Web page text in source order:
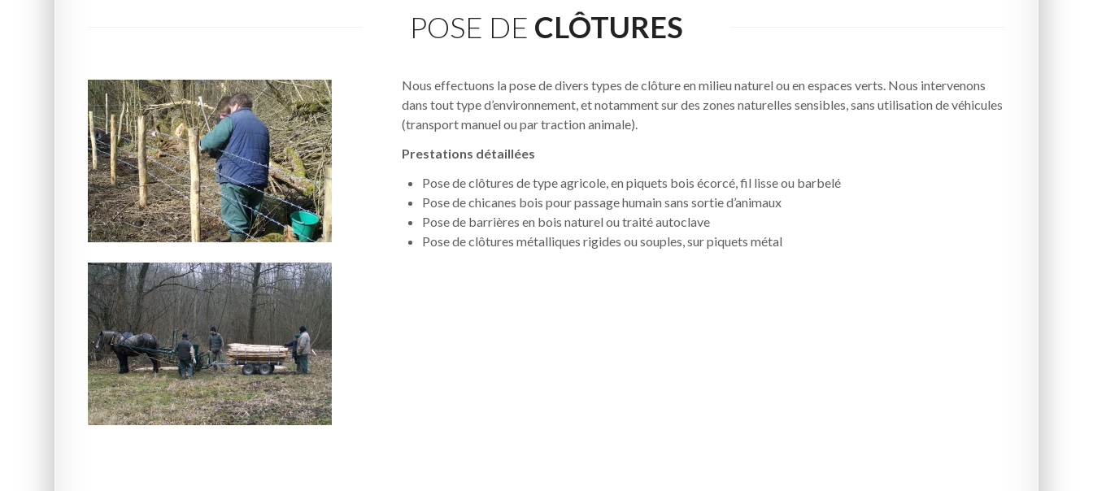
POSE DE CLÔTURES
Nous effectuons la pose de divers types de clôture en milieu naturel ou en espaces verts. Nous intervenons
dans tout type d’environnement, et notamment sur des zones naturelles sensibles, sans utilisation de véhicules
(transport manuel ou par traction animale).
Prestations détaillées
Pose de clôtures de type agricole, en piquets bois écorcé, fil lisse ou barbelé
Pose de chicanes bois pour passage humain sans sortie d’animaux
Pose de barrières en bois naturel ou traité autoclave
Pose de clôtures métalliques rigides ou souples, sur piquets métal